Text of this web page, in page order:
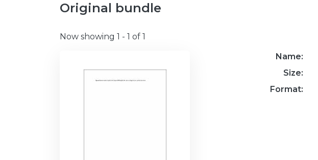
Original bundle
Now showing 1 - 1 of 1
Name:
Size:
Format: